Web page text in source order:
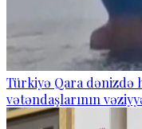
Türkiyə Qara dənizdə
vətəndaşlarının